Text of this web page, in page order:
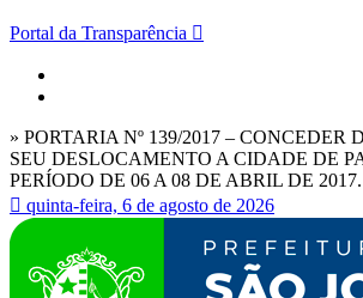
Portal da Transparência
» PORTARIA Nº 139/2017 –
SEU DESLOCAMENTO A CIDADE DE
PERÍODO DE 06 A 08 DE ABRIL DE 2017.
quinta-feira, 6 de agosto de 2026